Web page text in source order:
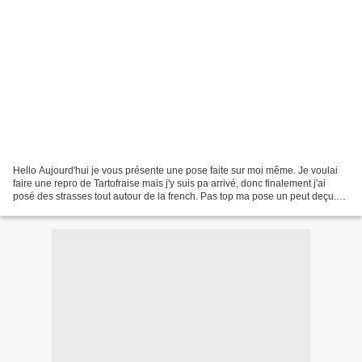
Hello Aujourd'hui je vous présente une pose faite sur moi même. Je voulai
faire une repro de Tartofraise mais j'y suis pa arrivé, donc finalement j'ai
posé des strasses tout autour de la french. Pas top ma pose un peut deçu.